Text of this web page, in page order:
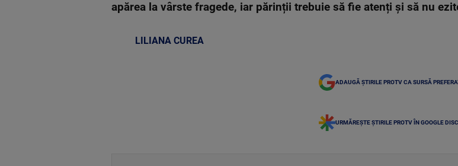
apărea la vârste fragede, iar părinții trebuie să fie atenți și să nu
LILIANA CUREA
ADAUGĂ ȘTIRILE PROTV CA SURSĂ
URMĂREȘTE ȘTIRILE PROTV ÎN GOOGLE